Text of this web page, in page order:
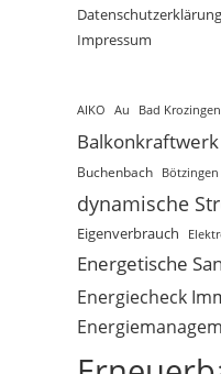
Datenschutzerklärung
Impressum
AIKO Au Bad Krozingen
Balkonkraftwerk
Buchenbach Bötzingen
dynamische
Eigenverbrauch
Energetische
Energiecheck